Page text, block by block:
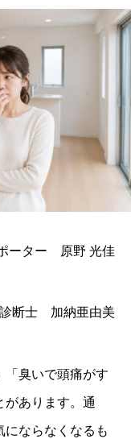
ーター 原野 光佳
断士 加納亜由美
「臭いで頭痛がす
があります。通
にならなくなるも